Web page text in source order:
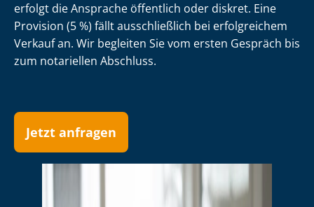
erfolgt die Ansprache öffentlich oder diskret. Eine
Provision (5 %) fällt ausschließlich bei erfolgreichem
Verkauf an. Wir begleiten Sie vom ersten Gespräch bis
zum notariellen Abschluss.
Jetzt anfragen